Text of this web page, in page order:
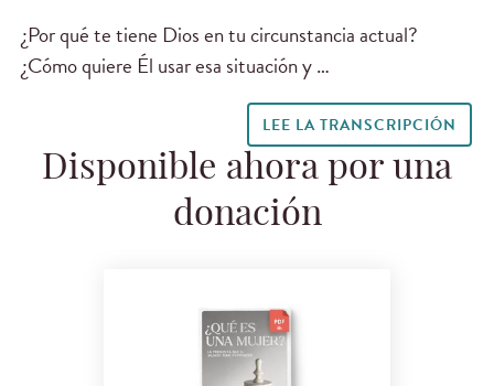
¿Por qué te tiene Dios en tu circunstancia actual?
¿Cómo quiere Él usar esa situación y …
LEE LA TRANSCRIPCIÓN
Disponible ahora por una
donación